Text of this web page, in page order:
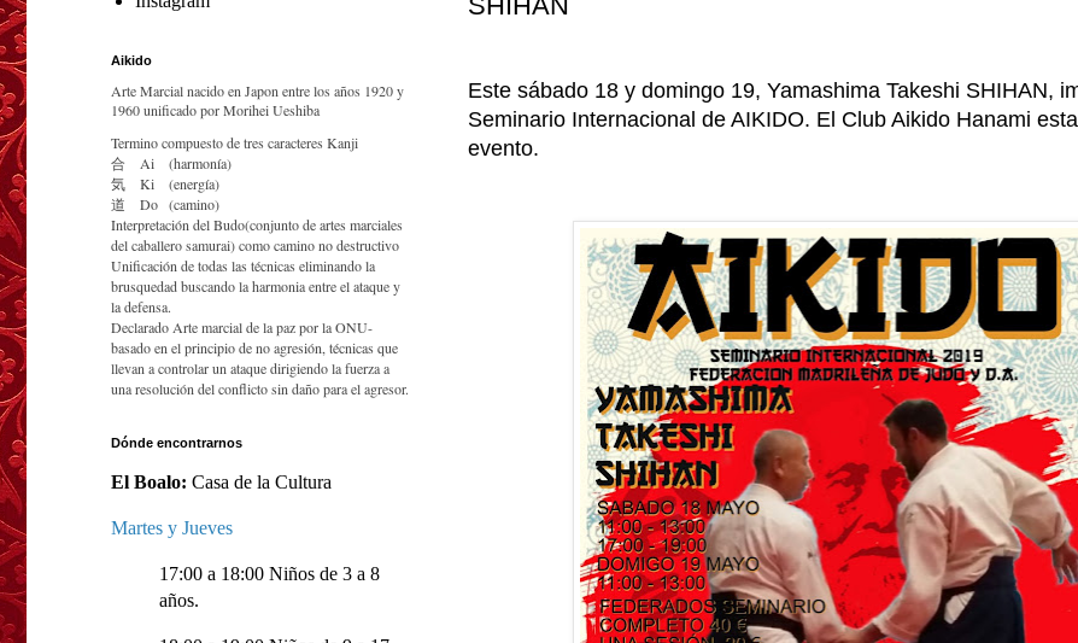
Este sábado 18 y domingo 19, Yamashima Takeshi SHIHAN,
Seminario Internacional de AIKIDO. El Club Aikido Hanami
evento.
Aikido
Arte Marcial nacido en Japon entre los años 1920 y
1960 unificado por Morihei Ueshiba
Termino compuesto de tres caracteres Kanji
合
Ai
(harmonía)
気
Ki
(energía)
道
Do (camino)
Interpretación del Budo(conjunto de artes marciales
del caballero samurai) como camino no destructivo
Unificación de todas las técnicas eliminando la
brusquedad buscando la harmonia entre el ataque y
la defensa.
Declarado Arte marcial de la paz por la ONU-
basado en el principio de no agresión, técnicas que
llevan a controlar un ataque dirigiendo la fuerza a
una resolución del conflicto sin daño para el agresor.
Dónde encontrarnos
El Boalo: Casa de la Cultura
Martes y Jueves
17:00 a 18:00 Niños de 3 a 8
años.